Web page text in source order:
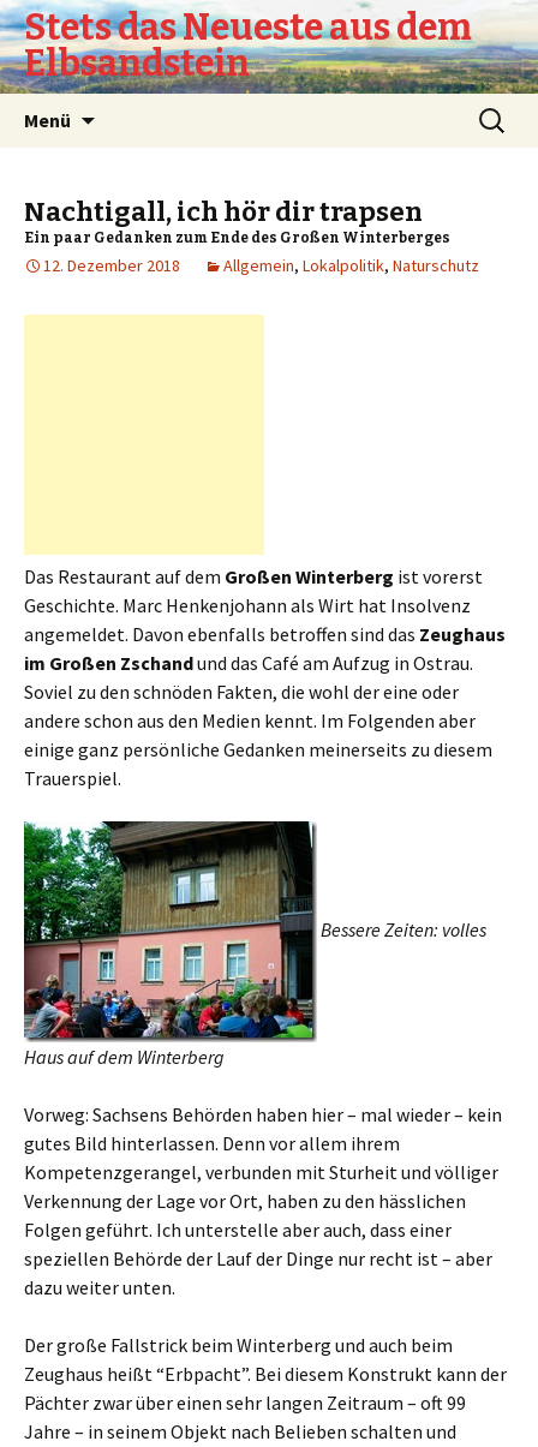
Stets das Neueste aus dem
Elbsandstein
Menü
Suchen
nach:
Nachtigall, ich hör dir trapsen
Ein paar Gedanken zum Ende des Großen Winterberges
12. Dezember 2018 Allgemein, Lokalpolitik, Naturschutz
Das Restaurant auf dem Großen Winterberg ist vorerst
Geschichte. Marc Henkenjohann als Wirt hat Insolvenz
angemeldet. Davon ebenfalls betroffen sind das Zeughaus
im Großen Zschandund das Café am Aufzug in Ostrau.
Soviel zu den schnöden Fakten, die wohl der eine oder
andere schon aus den Medien kennt. Im Folgenden aber
einige ganz persönliche Gedanken meinerseits zu diesem
Trauerspiel.
Bessere Zeiten: volles
Haus auf dem Winterberg
Vorweg: Sachsens Behörden haben hier – mal wieder – kein
gutes Bild hinterlassen. Denn vor allem ihrem
Kompetenzgerangel, verbunden mit Sturheit und völliger
Verkennung der Lage vor Ort, haben zu den hässlichen
Folgen geführt. Ich unterstelle aber auch, dass einer
speziellen Behörde der Lauf der Dinge nur recht ist – aber
dazu weiter unten.
Der große Fallstrick beim Winterberg und auch beim
Zeughaus heißt “Erbpacht”. Bei diesem Konstrukt kann der
Pächter zwar über einen sehr langen Zeitraum – oft 99
Jahre – in seinem Objekt nach Belieben schalten und